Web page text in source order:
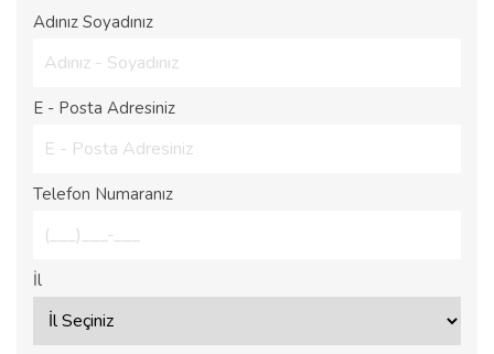
Adınız Soyadınız
E - Posta Adresiniz
Telefon Numaranız
İl